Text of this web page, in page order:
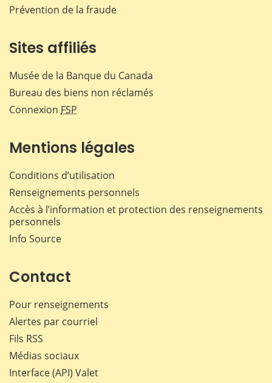
Prévention de la fraude
Sites affiliés
Musée de la Banque du Canada
Bureau des biens non réclamés
Connexion FSP
Mentions légales
Conditions d’utilisation
Renseignements personnels
Accès à l’information et protection des renseignements
personnels
Info Source
Contact
Pour renseignements
Alertes par courriel
Fils RSS
Médias sociaux
Interface (API) Valet